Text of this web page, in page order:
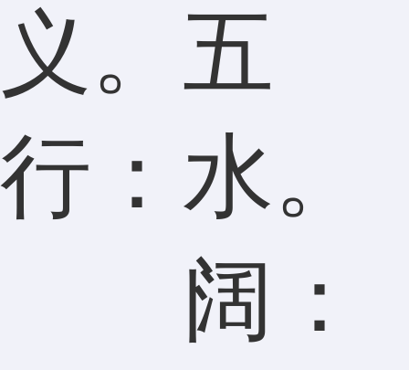
义。五
行：水。
阔：